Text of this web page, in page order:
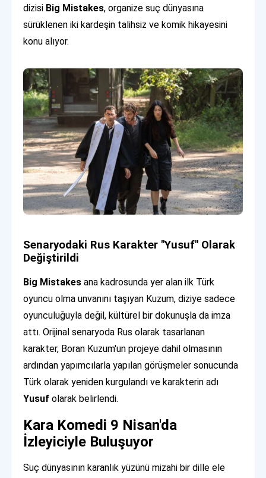
dizisi Big Mistakes, organize suç dünyasına
sürüklenen iki kardeşin talihsiz ve komik hikayesini
konu alıyor.
Senaryodaki Rus Karakter "Yusuf" Olarak
Değiştirildi
Big Mistakes ana kadrosunda yer alan ilk Türk
oyuncu olma unvanını taşıyan Kuzum, diziye sadece
oyunculuğuyla değil, kültürel bir dokunuşla da imza
attı. Orijinal senaryoda Rus olarak tasarlanan
karakter, Boran Kuzum'un projeye dahil olmasının
ardından yapımcılarla yapılan görüşmeler sonucunda
Türk olarak yeniden kurgulandı ve karakterin adı
Yusuf olarak belirlendi.
Kara Komedi 9 Nisan'da
İzleyiciyle Buluşuyor
Suç dünyasının karanlık yüzünü mizahi bir dille ele